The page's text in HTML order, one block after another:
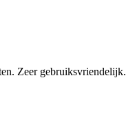
Zeer gebruiksvriendelijk.